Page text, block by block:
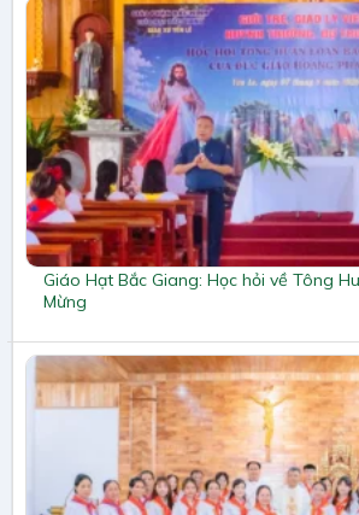
Giáo Hạt Bắc Giang: Học hỏi về Tông
Mừng